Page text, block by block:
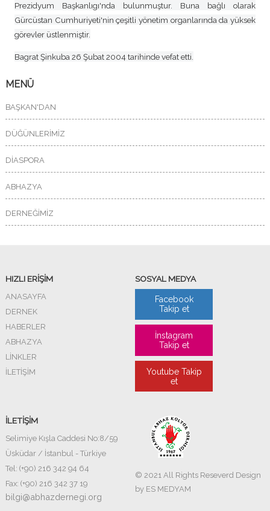
Prezidyum Başkanlıgı'nda bulunmuştur. Buna bağlı olarak
Gürcüstan Cumhuriyeti'nin çeşitli yönetim organlarında da yüksek
görevler üstlenmiştir.
Bagrat Şinkuba 26 Şubat 2004 tarihinde vefat etti.
MENÜ
BAŞKAN'DAN
DÜĞÜNLERİMİZ
DİASPORA
ABHAZYA
DERNEĞİMİZ
HIZLI ERİŞİM
ANASAYFA
DERNEK
HABERLER
ABHAZYA
LİNKLER
İLETİŞİM
SOSYAL MEDYA
Facebook
Takip et
İnstagram
Takip et
Youtube Takip
et
İLETİŞİM
Selimiye Kışla Caddesi No:8/59
Üsküdar / İstanbul - Türkiye
Tel: (+90) 216 342 94 64
Fax: (+90) 216 342 37 19
bilgi@abhazdernegi.org
© 2021 All Rights Reseverd Design
by ES MEDYAM